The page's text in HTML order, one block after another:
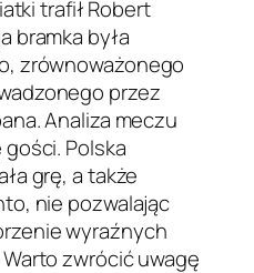
trafił Robert
bramka była
zrównoważonego
przez
Analiza meczu
Polska
grę, a także
nie pozwalając
wyraźnych
zwrócić uwagę